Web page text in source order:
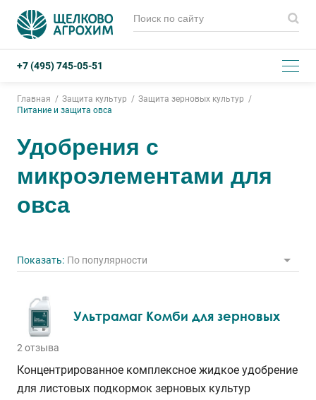
+7 (495) 745-05-51
Главная Защита культур
Защита зерновых культур
Питание и защита овса
Удобрения с
микроэлементами для
овса
Показать: По популярности
Ультрамаг Комби для зерновых
2 отзыва
Концентрированное комплексное жидкое удобрение
для листовых подкормок зерновых культур